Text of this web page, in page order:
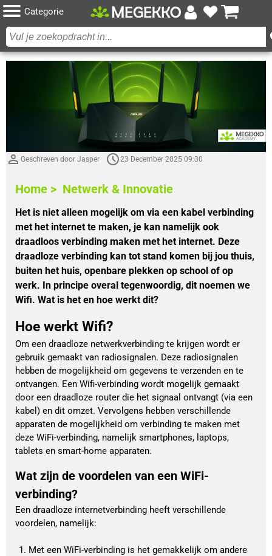
Categorie
Geschreven door Jasper 23 December 2025 09:30
Home > Netwerk & Innovatie
Het is niet alleen mogelijk om via een kabel verbinding
met het internet te maken, je kan namelijk ook
draadloos verbinding maken met het internet. Deze
draadloze verbinding kan tot stand komen bij jou thuis,
buiten het huis, openbare plekken op school of op
werk. In principe overal tegenwoordig, dit noemen we
Wifi. Wat is het en hoe werkt dit?
Hoe werkt Wifi?
Om een draadloze netwerkverbinding te krijgen wordt er
gebruik gemaakt van radiosignalen. Deze radiosignalen
hebben de mogelijkheid om gegevens te verzenden en te
ontvangen. Een Wifi-verbinding wordt mogelijk gemaakt
door een draadloze router die het signaal ontvangt (via een
kabel) en dit omzet. Vervolgens hebben verschillende
apparaten de mogelijkheid om verbinding te maken met
deze WiFi-verbinding, namelijk smartphones, laptops,
tablets en smart-home apparaten.
Wat zijn de voordelen van een WiFi-
verbinding?
Een draadloze internetverbinding heeft verschillende
voordelen, namelijk:
Met een WiFi-verbinding is het gemakkelijk om andere